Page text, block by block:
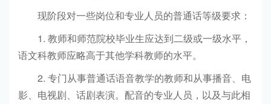
现阶段对一些岗位和专业人员的普通话等级要求：
1. 教师和师范院校毕业生应达到二级或一级水平，
语文科教师应略高于其他学科教师的水平。
2. 专门从事普通话语音教学的教师和从事播音、电
影、电视剧、话剧表演。配音的专业人员，以及与此相